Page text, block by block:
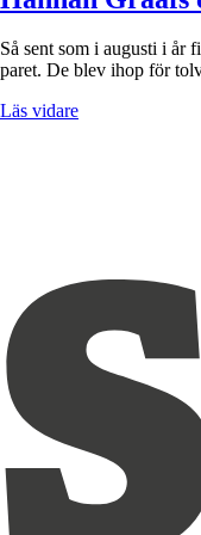
Så sent som i augusti i år
paret. De blev ihop för
Läs vidare